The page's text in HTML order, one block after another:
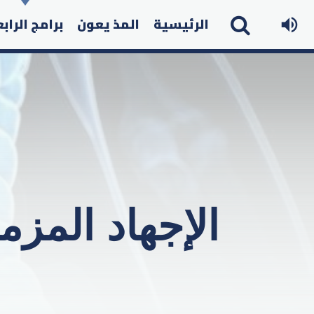
الرئيسية المذ يعون برامج
الإجهاد